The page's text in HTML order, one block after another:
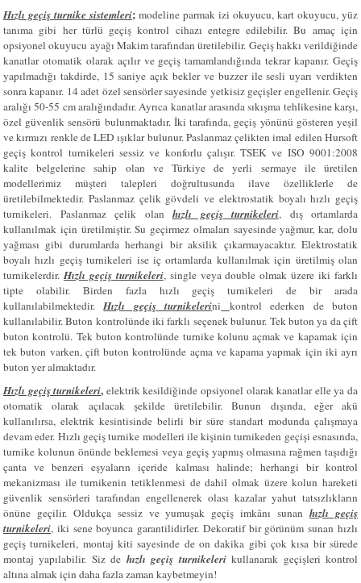
Hızlı geçiş turnike sistemleri; modeline parmak izi okuyucu, kart okuyucu, yüz
tanıma gibi her türlü geçiş kontrol cihazı entegre edilebilir. Bu amaç için
opsiyonel okuyucu ayağı Makim tarafından üretilebilir. Geçiş hakkı verildiğinde
kanatlar otomatik olarak açılır ve geçiş tamamlandığında tekrar kapanır. Geçiş
yapılmadığı takdirde, 15 saniye açık bekler ve buzzer ile sesli uyarı verdikten
sonra kapanır. 14 adet özel sensörler sayesinde yetkisiz geçişler engellenir. Geçiş
aralığı 50-55 cm aralığındadır. Ayrıca kanatlar arasında sıkışma tehlikesine karşı,
özel güvenlik sensörü bulunmaktadır. İki tarafında, geçiş yönünü gösteren yeşil
ve kırmızı renkle de LED ışıklar bulunur. Paslanmaz çelikten imal edilen Hursoft
geçiş kontrol turnikeleri sessiz ve konforlu çalışır. TSEK ve ISO 9001:2008
kalite belgelerine sahip olan ve Türkiye de yerli sermaye ile üretilen
modellerimiz müşteri talepleri doğrultusunda ilave özelliklerle de
üretilebilmektedir. Paslanmaz çelik gövdeli ve elektrostatik boyalı hızlı geçiş
turnikeleri. Paslanmaz çelik olan hızlı geçiş turnikeleri, dış ortamlarda
kullanılmak için üretilmiştir. Su geçirmez olmaları sayesinde yağmur, kar, dolu
yağması gibi durumlarda herhangi bir aksilik çıkarmayacaktır. Elektrostatik
boyalı hızlı geçiş turnikeleri ise iç ortamlarda kullanılmak için üretilmiş olan
turnikelerdir. Hızlı geçiş turnikeleri, single veya double olmak üzere iki farklı
tipte olabilir. Birden fazla hızlı geçiş turnikeleri de bir arada
kullanılabilmektedir.Hızlı geçiş turnikelerini
kontrol ederken de buton
kullanılabilir. Buton kontrolünde iki farklı seçenek bulunur. Tek buton ya da çift
buton kontrolü. Tek buton kontrolünde turnike kolunu açmak ve kapamak için
tek buton varken, çift buton kontrolünde açma ve kapama yapmak için iki ayrı
buton yer almaktadır.
Hızlı geçiş turnikeleri, elektrik kesildiğinde opsiyonel olarak kanatlar elle ya da
otomatik olarak açılacak şekilde üretilebilir. Bunun dışında, eğer akü
kullanılırsa, elektrik kesintisinde belirli bir süre standart modunda çalışmaya
devam eder. Hızlı geçiş turnike modelleri ile kişinin turnikeden geçişi esnasında,
turnike kolunun önünde beklemesi veya geçiş yapmış olmasına rağmen taşıdığı
çanta ve benzeri eşyaların içeride kalması halinde; herhangi bir kontrol
mekanizması ile turnikenin tetiklenmesi de dahil olmak üzere kolun hareketi
güvenlik sensörleri tarafından engellenerek olası kazalar yahut tatsızlıkların
önüne geçilir. Oldukça sessiz ve yumuşak geçiş imkânı sunanhızlı geçiş
turnikeleri, iki sene boyunca garantilidirler. Dekoratif bir görünüm sunan hızlı
geçiş turnikeleri, montaj kiti sayesinde de on dakika gibi çok kısa bir sürede
montaj yapılabilir. Siz de hızlı geçiş turnikelerikullanarak geçişleri kontrol
altına almak için daha fazla zaman kaybetmeyin!